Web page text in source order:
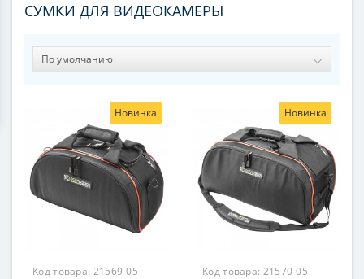
СУМКИ ДЛЯ ВИДЕОКАМЕРЫ
Новинка
Код товара: 21569-05
Новинка
Код товара: 21570-05